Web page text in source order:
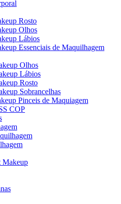
Rosto
Olhos
Lábios
Essenciais de Maquilhagem
Olhos
Lábios
Rosto
Sobrancelhas
Pinceis de Maquiagem
COP
Makeup